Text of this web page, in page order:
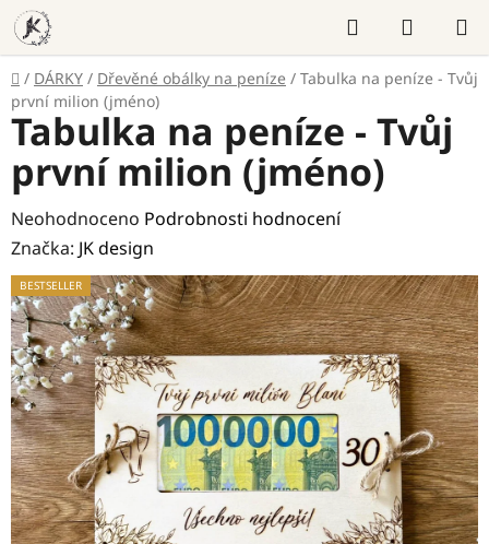
Přejít
na
obsah
Hledat
KOŠÍK
Domů
/ DÁRKY / Dřevěné obálky na peníze / Tabulka na peníze - Tvůj
první milion (jméno)
Tabulka na peníze - Tvůj
první milion (jméno)
Průměrné
hodnocení
produktu
je
0,0
z
5
hvězdiček.
Neohodnoceno Podrobnosti hodnocení
Značka: JK design
BESTSELLER